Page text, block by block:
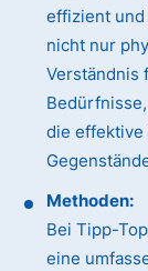
effizient
nicht nur
Verständnis
die effektive
Methoden:
Bei Tipp-
eine